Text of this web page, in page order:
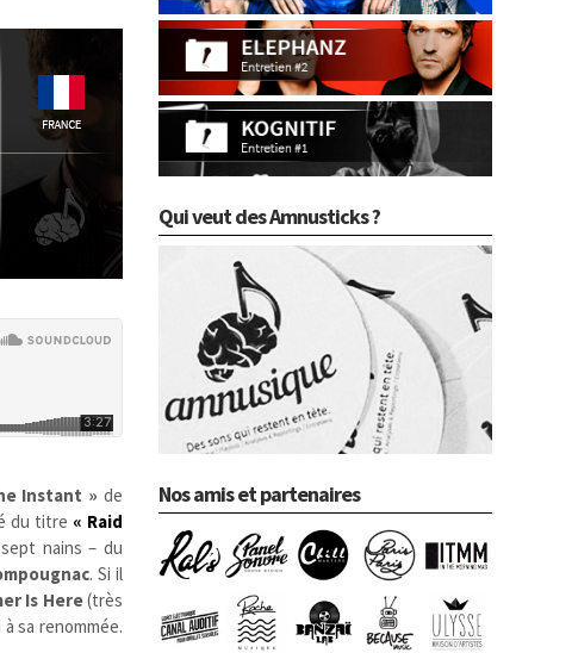
Instant » de
du titre « Raid
nains – du
. Si il
Is Here(très
sa renommée.
Qui veut des Amnusticks ?
Nos amis et partenaires